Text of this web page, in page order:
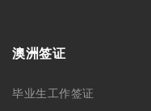
澳洲签证
毕业生工作签证